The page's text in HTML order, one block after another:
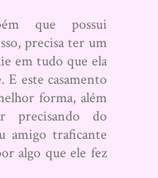
que possui
precisa ter um
em tudo que ela
E este casamento
forma, além
precisando do
amigo traficante
algo que ele fez